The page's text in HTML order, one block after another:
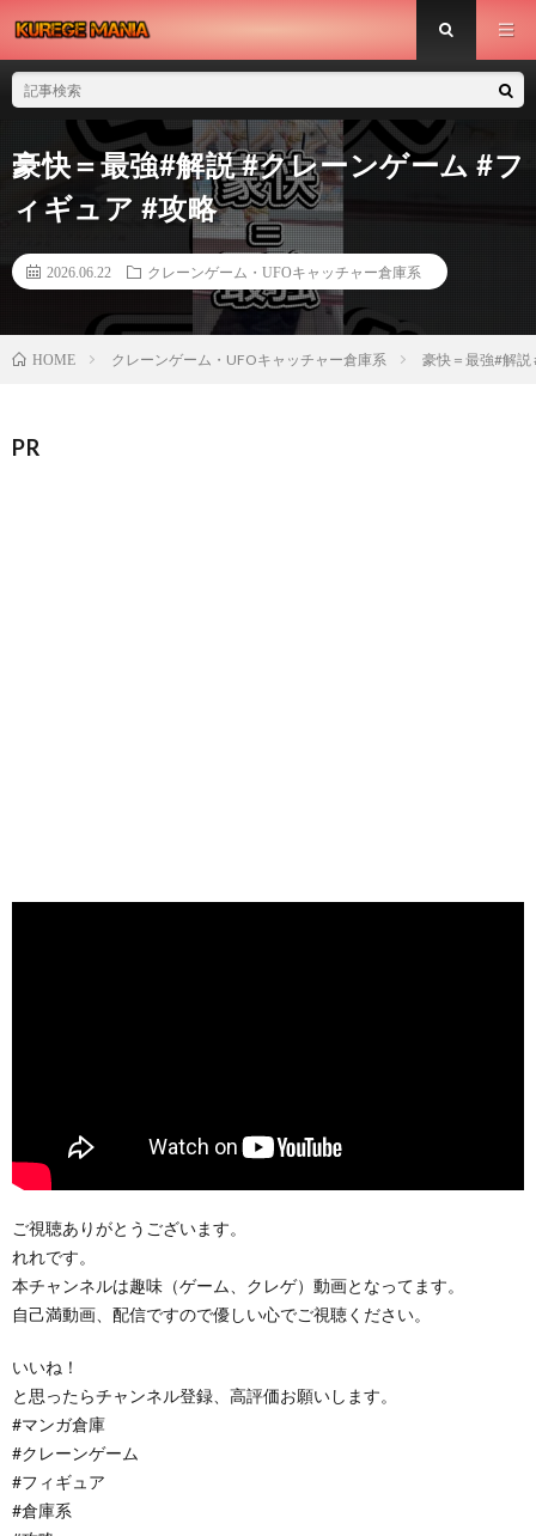
豪快＝最強#解説 #クレーンゲーム #フ
ィギュア #攻略
2026.06.22 クレーンゲーム・UFOキャッチャー倉庫系
HOME クレーンゲーム・UFOキャッチャー倉庫系 豪快＝最強#解説
PR
ご視聴ありがとうございます。
れれです。
本チャンネルは趣味（ゲーム、クレゲ）動画となってます。
自己満動画、配信ですので優しい心でご視聴ください。
いいね！
と思ったらチャンネル登録、高評価お願いします。
#マンガ倉庫
#クレーンゲーム
#フィギュア
#倉庫系